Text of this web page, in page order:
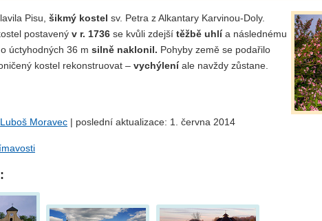
Pisu, šikmý kostel sv. Petra z Alkantary Karvinou-Doly.
postavený v r. 1736 se kvůli zdejší těžbě uhlía následnému
úctyhodných 36 m silně naklonil. Pohyby země se podařilo
kostel rekonstruovat – vychýleníale navždy zůstane.
Luboš Moravec | poslední aktualizace: 1. června 2014